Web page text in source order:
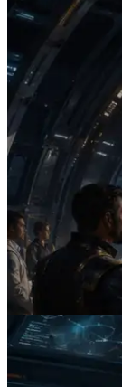
2026.07.04
ERPC
x402 — La
pagan bajo
necesitan
Leer este artículo